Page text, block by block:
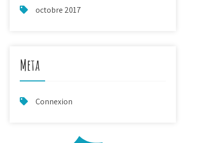
octobre 2017
Meta
Connexion